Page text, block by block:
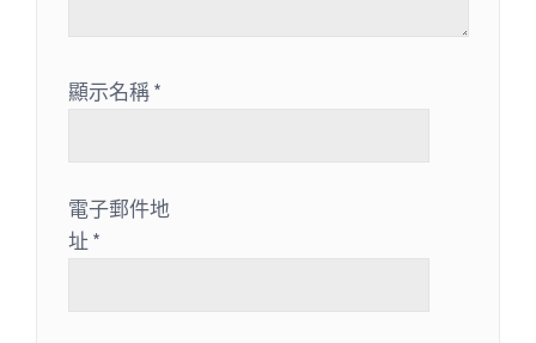
顯示名稱*
電子郵件地
址 *